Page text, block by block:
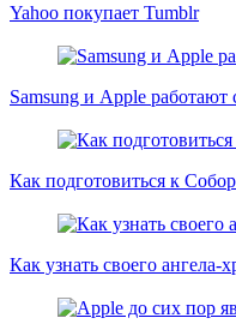
Yahoo покупает Tumblr
Samsung и Apple работают
Как подготовиться к
Как узнать своего ангела-